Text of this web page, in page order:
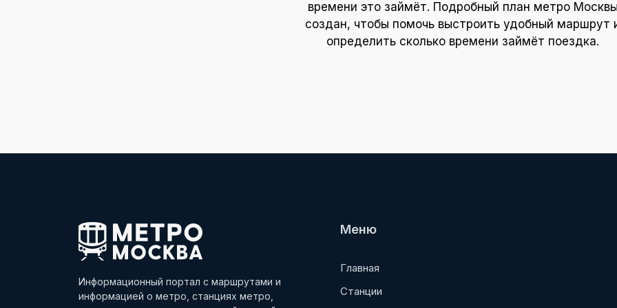
времени это займёт. Подробный план метро
создан, чтобы помочь выстроить удобный маршрут
определить сколько времени займёт поездка.
Информационный портал с маршрутами и
информацией о метро, станциях метро,
Меню
Главная
Станции